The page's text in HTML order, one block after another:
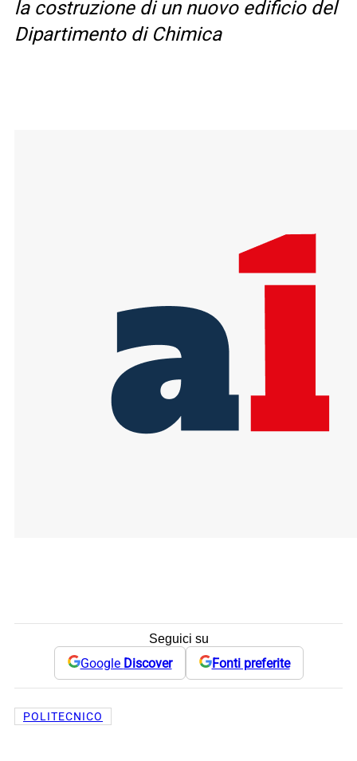
la costruzione di un nuovo edificio del
Dipartimento di Chimica
Seguici su
Google Discover Fonti preferite
POLITECNICO